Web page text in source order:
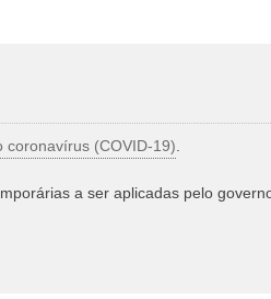
coronavírus (COVID-19)
a ser aplicadas pelo